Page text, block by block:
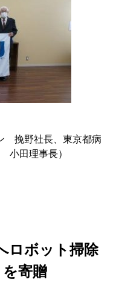
挽野社長、東京都病
田理事長）
ロボット掃除
寄贈